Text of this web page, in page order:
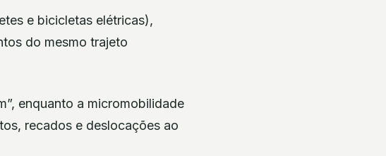
e bicicletas elétricas),
do mesmo trajeto
enquanto a micromobilidade
recados e deslocações ao